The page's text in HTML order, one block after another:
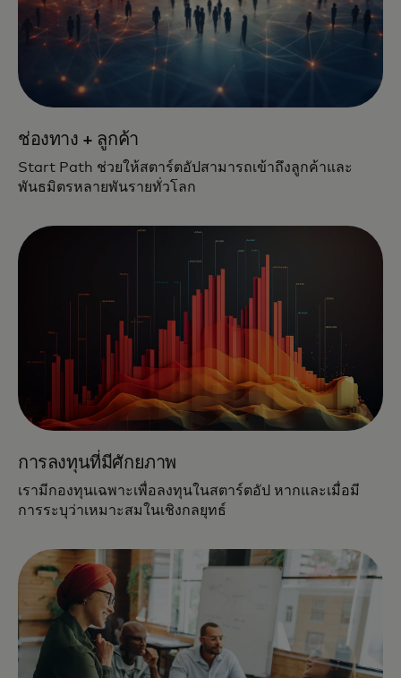
ช่องทาง + ลูกค้า
Start Path ช่วยให้สตาร์ตอัปสามารถเข้าถึงลูกค้าและ
พันธมิตรหลายพันรายทั่วโลก
การลงทุนที่มีศักยภาพ
เรามีกองทุนเฉพาะเพื่อลงทุนในสตาร์ตอัป หากและเมื่อมี
การระบุว่าเหมาะสมในเชิงกลยุทธ์